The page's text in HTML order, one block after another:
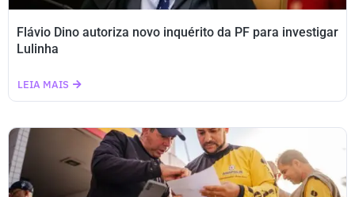
Flávio Dino autoriza novo inquérito da PF para investigar
Lulinha
LEIA MAIS